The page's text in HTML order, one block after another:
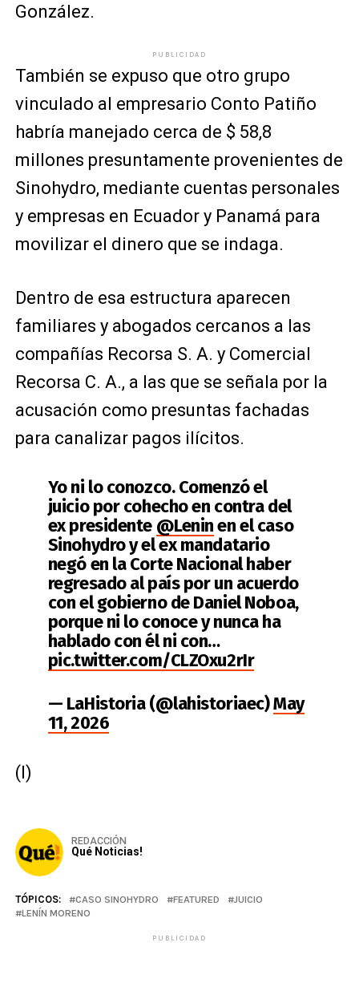
González.
PUBLICIDAD
También se expuso que otro grupo
vinculado al empresario Conto Patiño
habría manejado cerca de $ 58,8
millones presuntamente provenientes de
Sinohydro, mediante cuentas personales
y empresas en Ecuador y Panamá para
movilizar el dinero que se indaga.
Dentro de esa estructura aparecen
familiares y abogados cercanos a las
compañías Recorsa S. A. y Comercial
Recorsa C. A., a las que se señala por la
acusación como presuntas fachadas
para canalizar pagos ilícitos.
Yo ni lo conozco. Comenzó el
juicio por cohecho en contra del
ex presidente @Leninen el caso
Sinohydro y el ex mandatario
negó en la Corte Nacional haber
regresado al país por un acuerdo
con el gobierno de Daniel Noboa,
porque ni lo conoce y nunca ha
hablado con él ni con…
pic.twitter.com/CLZOxu2rIr
— LaHistoria (@lahistoriaec)May
11, 2026
(I)
REDACCIÓN
Qué Noticias!
TÓPICOS: CASO SINOHYDRO FEATURED
JUICIO
LENÍN MORENO
PUBLICIDAD